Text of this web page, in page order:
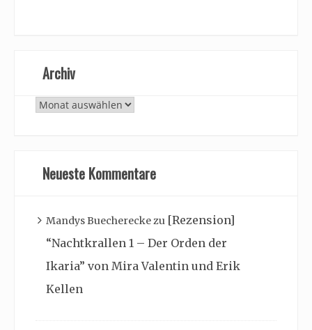
Archiv
Archiv
Neueste Kommentare
Mandys Buechereckezu [Rezension]
“Nachtkrallen 1 – Der Orden der
Ikaria” von Mira Valentin und Erik
Kellen